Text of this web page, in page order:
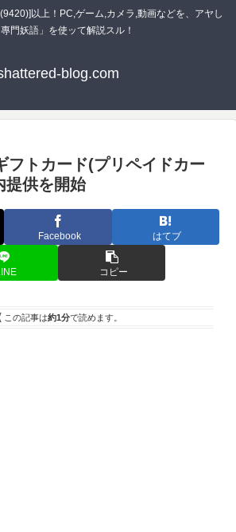
以上！PC,ゲーム,カメラ,動画などを、アヤし
門妖語」を使ッて解説スル！
blog.com
トカード(プリペイドカー
提供を開始
Facebook はてブ
コピー
この記事は約1分で読めます。